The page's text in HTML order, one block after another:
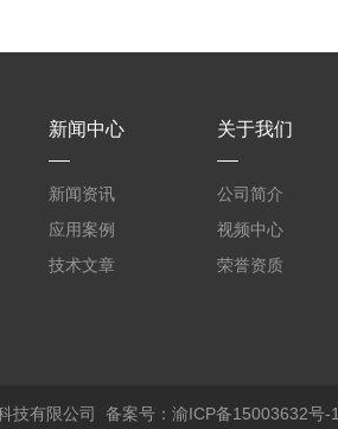
新闻中心
新闻资讯
应用案例
技术文章
关于我们
公司简介
视频中心
荣誉资质
技有限公司 备案号：渝ICP备15003632号-1